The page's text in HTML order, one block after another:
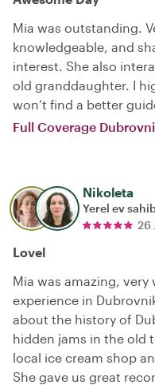
Mia was outstanding.
knowledgeable, and
interest. She also
old granddaughter. I
won’t find a better
Full Coverage
Nikoleta
Yerel ev
26
Lovel
Mia was amazing,
experience in
about the history of
hidden jams in the old
local ice cream shop
She gave us great